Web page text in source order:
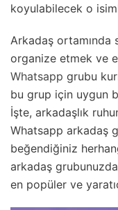
koyulabilecek o
Arkadaş ortamında
organize etmek ve
Whatsapp grubu
bu grup için uygun
İşte, arkadaşlık
Whatsapp arkadaş
beğendiğiniz
arkadaş
en popüler ve